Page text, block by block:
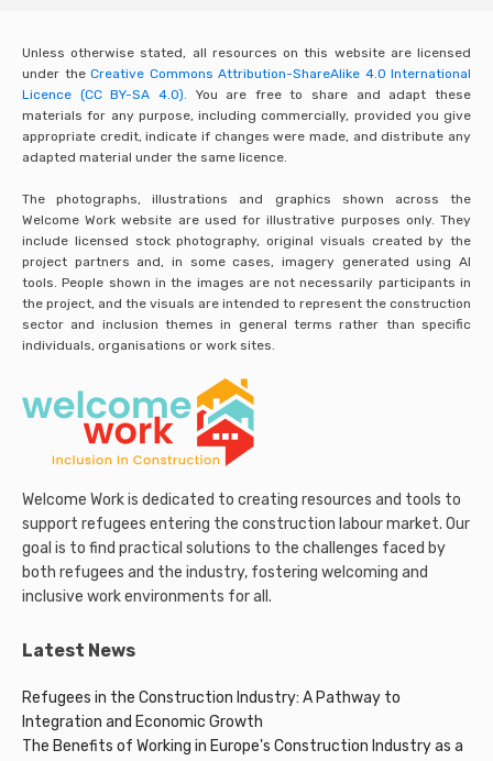
Unless otherwise stated, all resources on this website are licensed
under the Creative Commons Attribution-ShareAlike 4.0 International
Licence (CC BY-SA 4.0). You are free to share and adapt these
materials for any purpose, including commercially, provided you give
appropriate credit, indicate if changes were made, and distribute any
adapted material under the same licence.
The photographs, illustrations and graphics shown across the
Welcome Work website are used for illustrative purposes only. They
include licensed stock photography, original visuals created by the
project partners and, in some cases, imagery generated using AI
tools. People shown in the images are not necessarily participants in
the project, and the visuals are intended to represent the construction
sector and inclusion themes in general terms rather than specific
individuals, organisations or work sites.
Welcome Work is dedicated to creating resources and tools to
support refugees entering the construction labour market. Our
goal is to find practical solutions to the challenges faced by
both refugees and the industry, fostering welcoming and
inclusive work environments for all.
Latest News
Refugees in the Construction Industry: A Pathway to
Integration and Economic Growth
The Benefits of Working in Europe's Construction Industry as a